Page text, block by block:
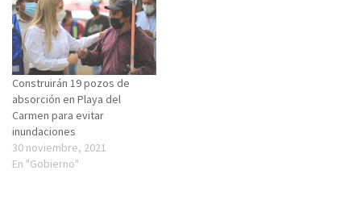
Construirán 19 pozos de
absorción en Playa del
Carmen para evitar
inundaciones
30 noviembre, 2021
En "Gobierno"